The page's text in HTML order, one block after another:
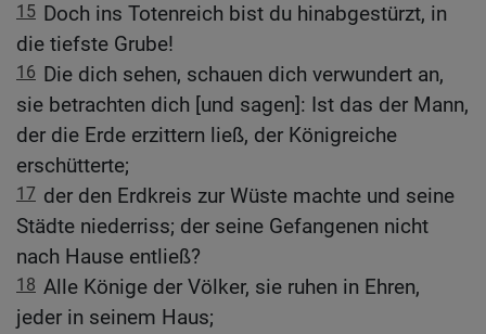
15 Doch ins Totenreich bist du hinabgestürzt, in
die tiefste Grube!
16 Die dich sehen, schauen dich verwundert an,
sie betrachten dich [und sagen]: Ist das der Mann,
der die Erde erzittern ließ, der Königreiche
erschütterte;
17 der den Erdkreis zur Wüste machte und seine
Städte niederriss; der seine Gefangenen nicht
nach Hause entließ?
18 Alle Könige der Völker, sie ruhen in Ehren,
jeder in seinem Haus;